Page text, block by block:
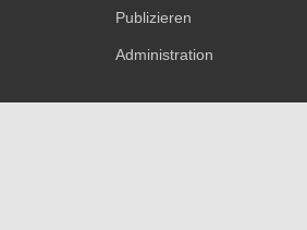
Publizieren
Administration